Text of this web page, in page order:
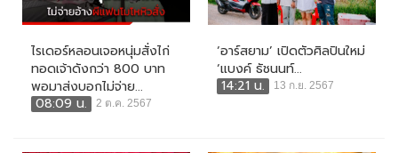
ไรเดอร์หลอนเจอหนุ่มสั่งไก่
ทอดเจ้าดังกว่า 800 บาท
พอมาส่งบอกไม่จ่าย...
08:09 น.
2 ต.ค. 2567
‘อาร์สยาม’ เปิดตัวศิลปินใหม่
‘แบงค์ ธัชนนท์...
14:21 น.
13 ก.ย. 2567